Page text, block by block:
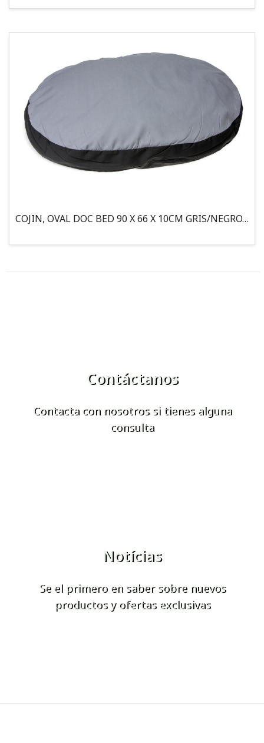
COJIN, OVAL DOC BED 90 X 66 X 10CM GRIS/NEGRO, 95°
Contáctanos
Contacta con nosotros si tienes alguna
consulta
Notícias
Se el primero en saber sobre nuevos
productos y ofertas exclusivas